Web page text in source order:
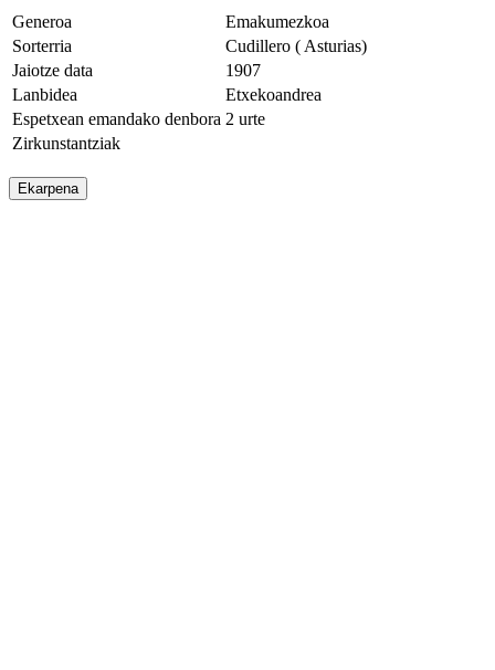
Generoa
Emakumezkoa
Sorterria
Cudillero ( Asturias)
Jaiotze data
1907
Lanbidea
Etxekoandrea
Espetxean emandako denbora 2 urte
Zirkunstantziak